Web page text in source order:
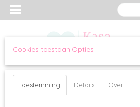
Inloggen Registreren
Cookies toestaan Opties
Toestemming Details Over